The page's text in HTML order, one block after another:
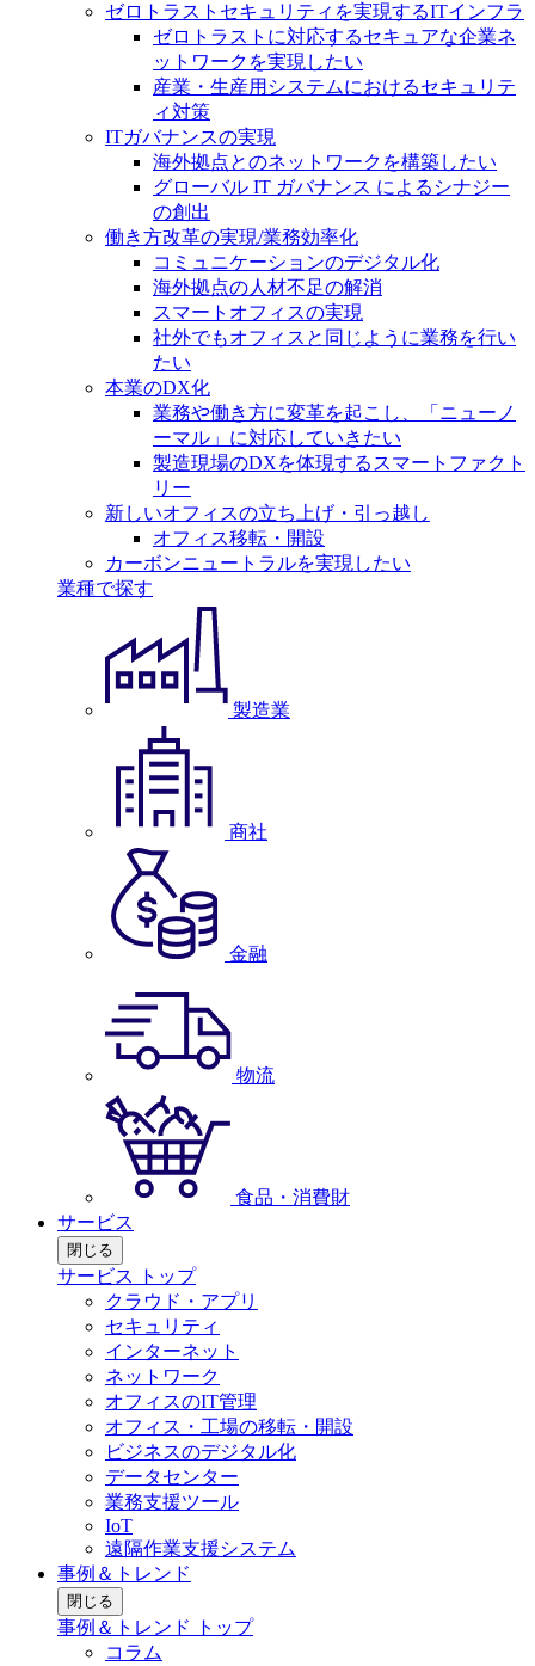
ゼロトラストセキュリティを実現するITインフラ
ゼロトラストに対応するセキュアな企業ネ
ットワークを実現したい
産業・生産用システムにおけるセキュリテ
ィ対策
ITガバナンスの実現
海外拠点とのネットワークを構築したい
グローバル IT ガバナンス によるシナジー
の創出
働き方改革の実現/業務効率化
コミュニケーションのデジタル化
海外拠点の人材不足の解消
スマートオフィスの実現
社外でもオフィスと同じように業務を行い
たい
本業のDX化
業務や働き方に変革を起こし、「ニューノ
ーマル」に対応していきたい
製造現場のDXを体現するスマートファクト
リー
新しいオフィスの立ち上げ・引っ越し
オフィス移転・開設
カーボンニュートラルを実現したい
業種で探す
製造業
商社
金融
物流
食品・消費財
サービス
閉じる
サービス トップ
クラウド・アプリ
セキュリティ
インターネット
ネットワーク
オフィスのIT管理
オフィス・工場の移転・開設
ビジネスのデジタル化
データセンター
業務支援ツール
IoT
遠隔作業支援システム
事例＆トレンド
閉じる
事例＆トレンド トップ
コラム